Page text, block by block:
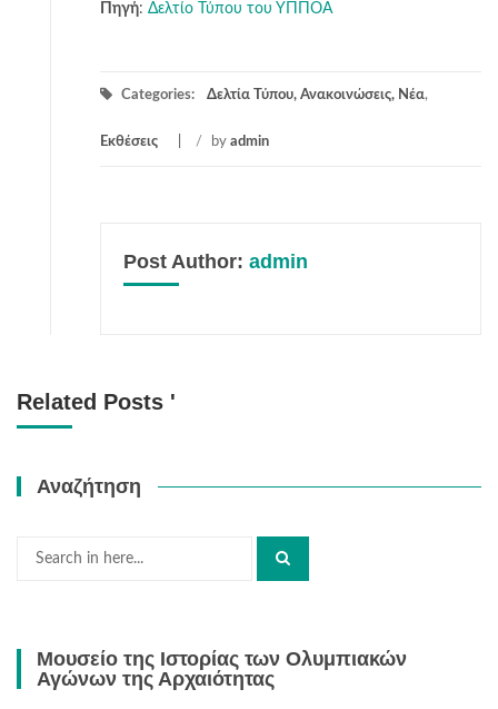
Πηγή: Δελτίο Τύπου του ΥΠΠΟΑ
Categories: Δελτία Τύπου, Ανακοινώσεις, Νέα,
Εκθέσεις / by admin
Post Author: admin
Related Posts '
Αναζήτηση
Search
Μουσείο της Ιστορίας των Ολυμπιακών
Αγώνων της Αρχαιότητας